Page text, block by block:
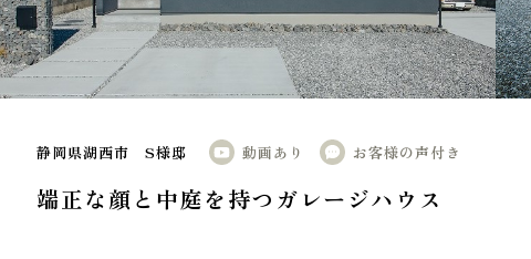
静岡県湖西市 S様邸 動画あり お客様の声付き
端正な顔と中庭を持つガレージハウス